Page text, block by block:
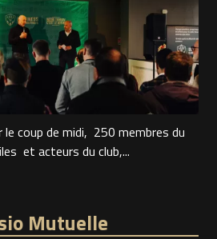
le coup de midi, 250 membres du
et acteurs du club,...
Mutuelle